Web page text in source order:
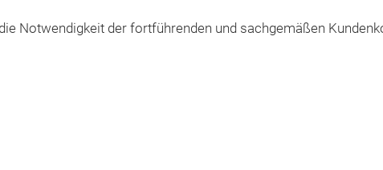
Notwendigkeit der fortführenden und sachgemäßen